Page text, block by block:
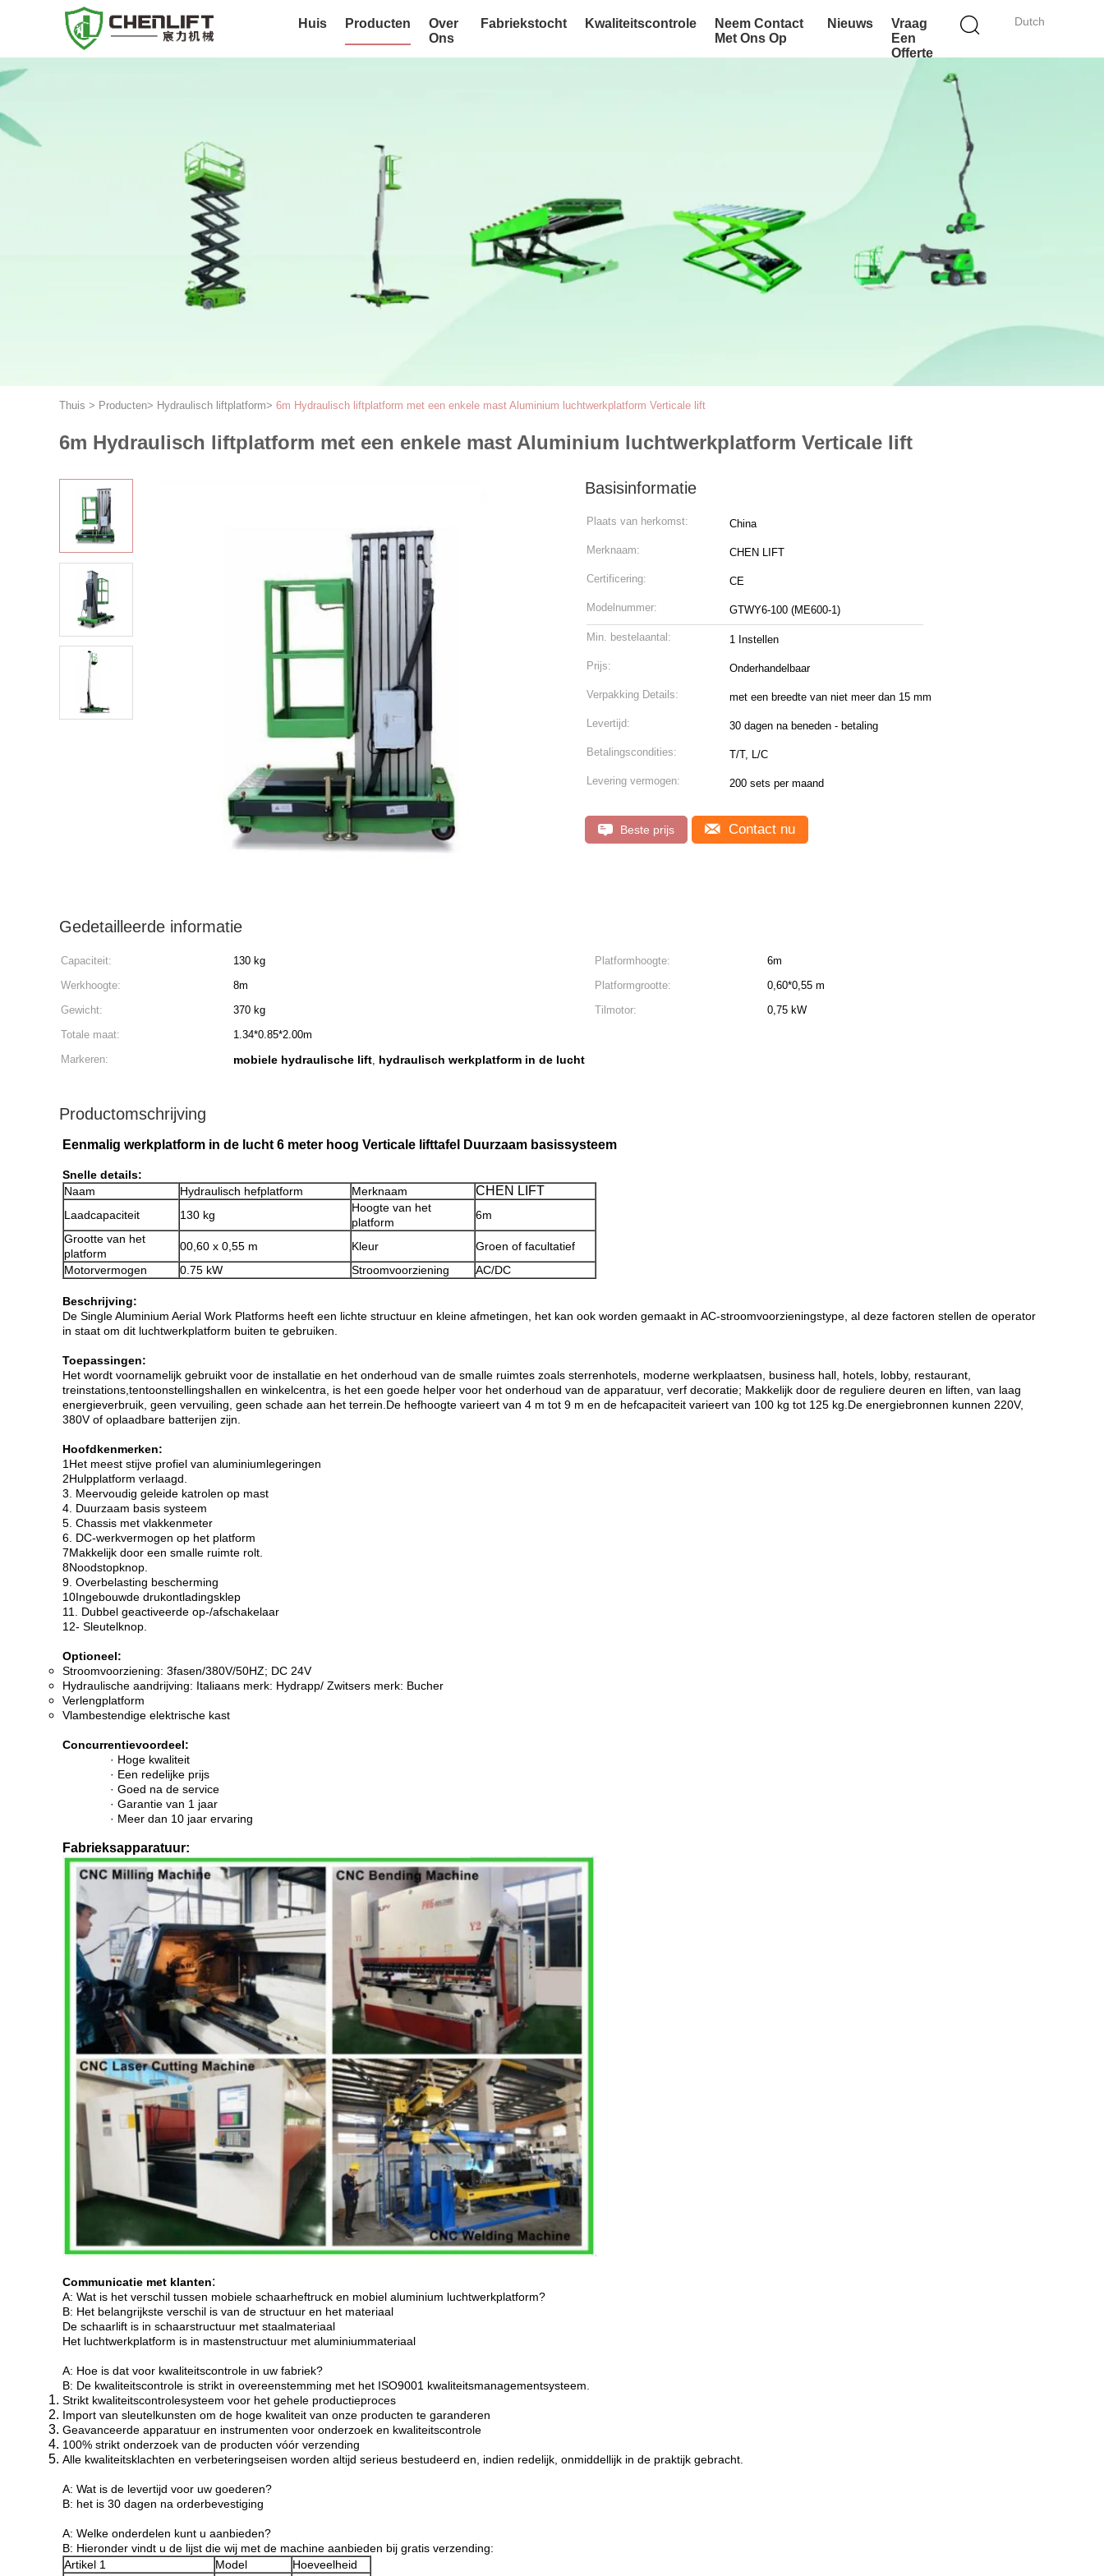
Dutch
Huis Producten
Over
Ons
Fabriekstocht Kwaliteitscontrole
Neem Contact
Met Ons Op
Nieuws
Vraag
Een
Offerte
Thuis > Producten> Hydraulisch liftplatform> 6m Hydraulisch liftplatform met een enkele mast Aluminium luchtwerkplatform Verticale lift
6m Hydraulisch liftplatform met een enkele mast Aluminium luchtwerkplatform Verticale lift
Basisinformatie
Plaats van herkomst: China
Merknaam: CHEN LIFT
Certificering: CE
Modelnummer: GTWY6-100 (ME600-1)
Min. bestelaantal: 1 Instellen
Prijs: Onderhandelbaar
Verpakking Details: met een breedte van niet meer dan 15 mm
Levertijd: 30 dagen na beneden - betaling
Betalingscondities: T/T, L/C
Levering vermogen: 200 sets per maand
Beste prijs Contact nu
Gedetailleerde informatie
Capaciteit: 130 kg Platformhoogte:
6m
Werkhoogte:
8m Platformgrootte:
0,60*0,55 m
Gewicht:
370 kg Tilmotor:
0,75 kW
Totale maat:
1.34*0.85*2.00m
Markeren:
mobiele hydraulische lift, hydraulisch werkplatform in de lucht
Productomschrijving
Eenmalig werkplatform in de lucht 6 meter hoog Verticale lifttafel Duurzaam basissysteem
Snelle details:
Naam
Hydraulisch hefplatform Merknaam CHEN LIFT
Laadcapaciteit 130 kg
Hoogte van het
platform
6m
Grootte van het
platform
00,60 x 0,55 m Kleur
Groen of facultatief
Motorvermogen
0.75 kW Stroomvoorziening AC/DC
Beschrijving:
De Single Aluminium Aerial Work Platforms heeft een lichte structuur en kleine afmetingen, het kan ook worden gemaakt in AC-stroomvoorzieningstype, al deze factoren stellen de operator
in staat om dit luchtwerkplatform buiten te gebruiken.
Toepassingen:
Het wordt voornamelijk gebruikt voor de installatie en het onderhoud van de smalle ruimtes zoals sterrenhotels, moderne werkplaatsen, business hall, hotels, lobby, restaurant,
treinstations,tentoonstellingshallen en winkelcentra, is het een goede helper voor het onderhoud van de apparatuur, verf decoratie; Makkelijk door de reguliere deuren en liften, van laag
energieverbruik, geen vervuiling, geen schade aan het terrein.De hefhoogte varieert van 4 m tot 9 m en de hefcapaciteit varieert van 100 kg tot 125 kg.De energiebronnen kunnen 220V,
380V of oplaadbare batterijen zijn.
Hoofdkenmerken:
1Het meest stijve profiel van aluminiumlegeringen
2Hulpplatform verlaagd.
3. Meervoudig geleide katrolen op mast
4. Duurzaam basis systeem
5. Chassis met vlakkenmeter
6. DC-werkvermogen op het platform
7Makkelijk door een smalle ruimte rolt.
8Noodstopknop.
9. Overbelasting bescherming
10Ingebouwde drukontladingsklep
11. Dubbel geactiveerde op-/afschakelaar
12- Sleutelknop.
Optioneel:
Stroomvoorziening: 3fasen/380V/50HZ; DC 24V
Hydraulische aandrijving: Italiaans merk: Hydrapp/ Zwitsers merk: Bucher
Verlengplatform
Vlambestendige elektrische kast
Concurrentievoordeel:
· Hoge kwaliteit
· Een redelijke prijs
· Goed na de service
· Garantie van 1 jaar
· Meer dan 10 jaar ervaring
Fabrieksapparatuur:
Communicatie met klanten:
A: Wat is het verschil tussen mobiele schaarheftruck en mobiel aluminium luchtwerkplatform?
B: Het belangrijkste verschil is van de structuur en het materiaal
De schaarlift is in schaarstructuur met staalmateriaal
Het luchtwerkplatform is in mastenstructuur met aluminiummateriaal
A: Hoe is dat voor kwaliteitscontrole in uw fabriek?
B: De kwaliteitscontrole is strikt in overeenstemming met het ISO9001 kwaliteitsmanagementsysteem.
Strikt kwaliteitscontrolesysteem voor het gehele productieproces
Import van sleutelkunsten om de hoge kwaliteit van onze producten te garanderen
Geavanceerde apparatuur en instrumenten voor onderzoek en kwaliteitscontrole
100% strikt onderzoek van de producten vóór verzending
Alle kwaliteitsklachten en verbeteringseisen worden altijd serieus bestudeerd en, indien redelijk, onmiddellijk in de praktijk gebracht.
A: Wat is de levertijd voor uw goederen?
B: het is 30 dagen na orderbevestiging
A: Welke onderdelen kunt u aanbieden?
B: Hieronder vindt u de lijst die wij met de machine aanbieden bij gratis verzending:
Artikel 1
Model
Hoeveelheid